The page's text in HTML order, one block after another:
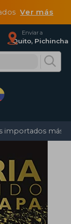
Ver más
Enviar a
Quito, Pichincha
importados más